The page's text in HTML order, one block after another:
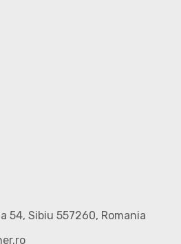
54, Sibiu 557260, Romania